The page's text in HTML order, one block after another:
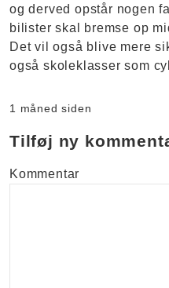
og derved opstår nogen
bilister skal bremse op
Det vil også blive mere
også skoleklasser som
1 måned siden
Tilføj ny
Kommentar